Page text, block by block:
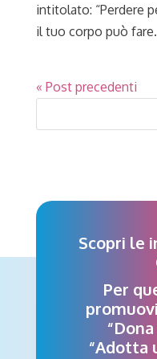
intitolato: “Perdere
il tuo corpo può
« Post precedenti
Scopri le
Per
“Adotta